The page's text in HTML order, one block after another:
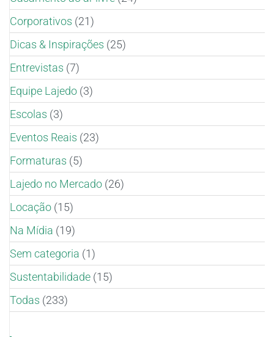
Corporativos (21)
Dicas & Inspirações (25)
Entrevistas (7)
Equipe Lajedo (3)
Escolas (3)
Eventos Reais (23)
Formaturas (5)
Lajedo no Mercado (26)
Locação (15)
Na Mídia (19)
Sem categoria (1)
Sustentabilidade (15)
Todas (233)